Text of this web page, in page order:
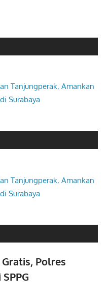
Tanjungperak, Amankan
Surabaya
Tanjungperak, Amankan
Surabaya
Polres